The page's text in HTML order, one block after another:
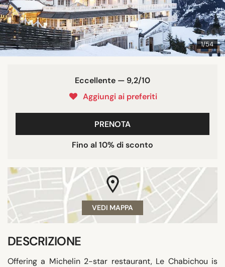
1/54
Eccellente — 9,2/10
Aggiungi ai preferiti
PRENOTA
Fino al 10% di sconto
VEDI MAPPA
DESCRIZIONE
Offering a Michelin 2-star restaurant, Le Chabichou is